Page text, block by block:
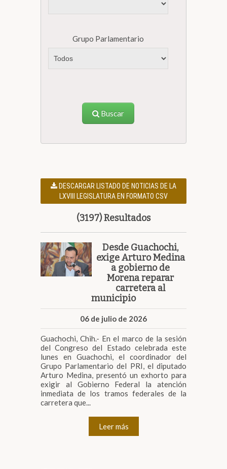
Grupo Parlamentario
Buscar
DESCARGAR LISTADO DE NOTICIAS DE LA
LXVIII LEGISLATURA EN FORMATO CSV
(3197) Resultados
Desde Guachochi,
exige Arturo Medina
a gobierno de
Morena reparar
carretera al
municipio
06 de julio de 2026
Guachochi, Chih.- En el marco de la sesión
del Congreso del Estado celebrada este
lunes en Guachochi, el coordinador del
Grupo Parlamentario del PRI, el diputado
Arturo Medina, presentó un exhorto para
exigir al Gobierno Federal la atención
inmediata de los tramos federales de la
carretera que...
Leer más